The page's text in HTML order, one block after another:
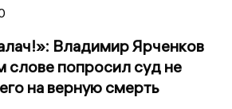
Владимир Ярченков
слове попросил суд не
на верную смерть